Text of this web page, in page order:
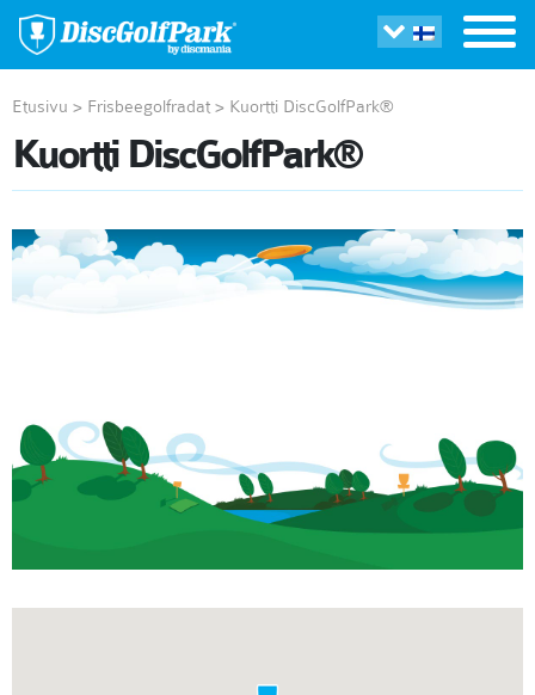
Etusivu > Frisbeegolfradat > Kuortti DiscGolfPark®
Kuortti DiscGolfPark®